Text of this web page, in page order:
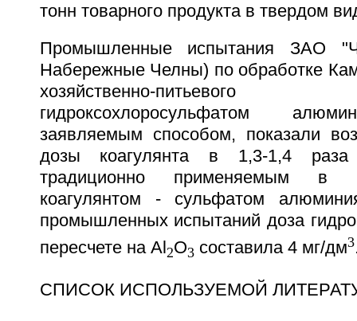
тонн товарного продукта в твердом
Промышленные испытания ЗАО
Набережные Челны) по обработке
хозяйственно-
гидроксохлоросульфатом
заявляемым способом, показали
дозы коагулянта в 1,3-1,4
традиционно применяемым в
коагулянтом - сульфатом
промышленных испытаний доза
пересчете на Аl 2О3 составила 4 мг/дм3
СПИСОК ИСПОЛЬЗУЕМОЙ